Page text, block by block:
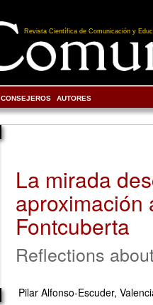
Revista Científica de Comunicación y
CONSEJEROS AUTORES
La mirada
aproximación
Fontcuberta
Reflections
Pilar Alfonso-Escuder,